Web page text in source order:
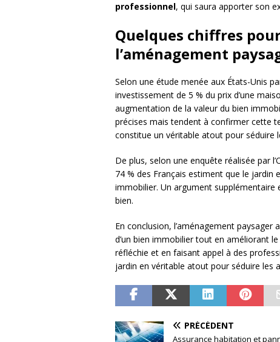
professionnel, qui saura apporter son
Quelques chiffres
l’aménagement
Selon une étude menée aux États-Unis
investissement de 5 % du prix d’une
augmentation de la valeur du bien
précises mais tendent à confirmer cette
constitue un véritable atout pour séduire
De plus, selon une enquête réalisée par
74 % des Français estiment que le jardin
immobilier. Un argument supplémentaire
bien.
En conclusion, l’aménagement
d’un bien immobilier tout en améliorant
réfléchie et en faisant appel à des
jardin en véritable atout pour séduire les
PRÉCÉDENT
Assurance habitation et